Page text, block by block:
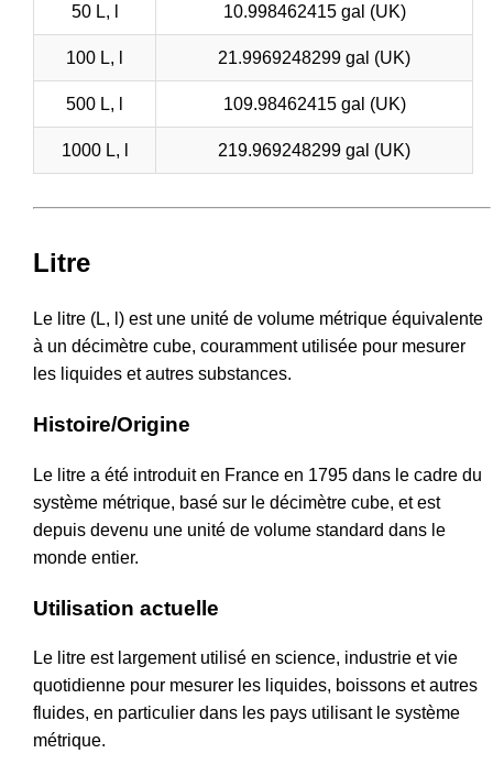
50 L, l 10.998462415 gal (UK)
100 L, l 21.9969248299 gal (UK)
500 L, l 109.98462415 gal (UK)
1000 L, l 219.969248299 gal (UK)
Litre
Le litre (L, l) est une unité de volume métrique équivalente
à un décimètre cube, couramment utilisée pour mesurer
les liquides et autres substances.
Histoire/Origine
Le litre a été introduit en France en 1795 dans le cadre du
système métrique, basé sur le décimètre cube, et est
depuis devenu une unité de volume standard dans le
monde entier.
Utilisation actuelle
Le litre est largement utilisé en science, industrie et vie
quotidienne pour mesurer les liquides, boissons et autres
fluides, en particulier dans les pays utilisant le système
métrique.